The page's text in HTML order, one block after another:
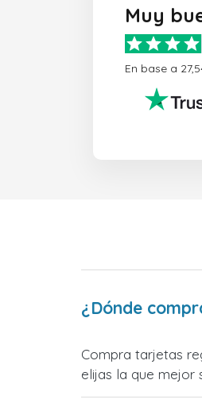
Muy
En base a
¿Dónde
Compra tarjetas
elijas la que mejor